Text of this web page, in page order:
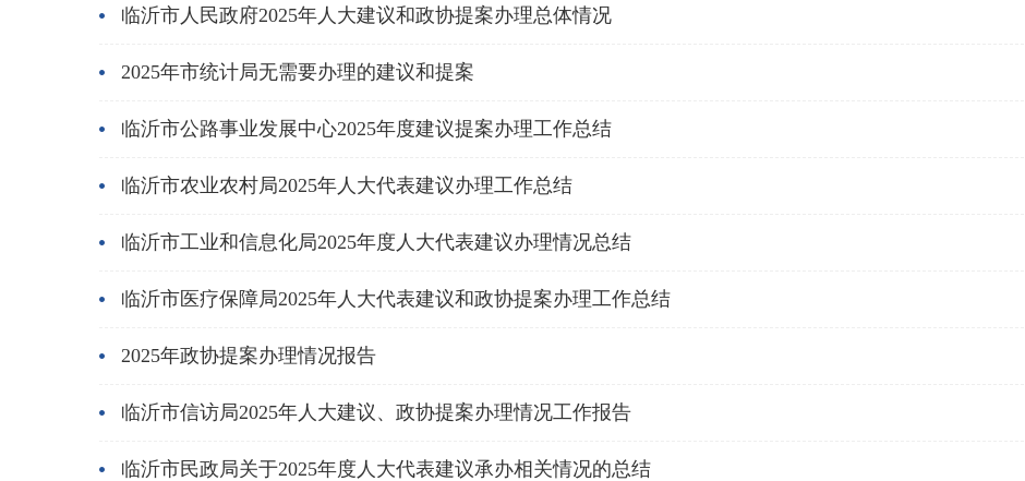
临沂市人民政府2025年人大建议和政协提案办理总体情况
2025年市统计局无需要办理的建议和提案
临沂市公路事业发展中心2025年度建议提案办理工作总结
临沂市农业农村局2025年人大代表建议办理工作总结
临沂市工业和信息化局2025年度人大代表建议办理情况总结
临沂市医疗保障局2025年人大代表建议和政协提案办理工作总结
2025年政协提案办理情况报告
临沂市信访局2025年人大建议、政协提案办理情况工作报告
临沂市民政局关于2025年度人大代表建议承办相关情况的总结